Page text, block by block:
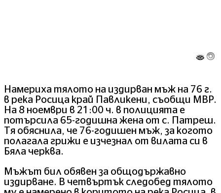
Намериха тялото на издирван мъж на 76 г.
в река Росица край Павликени, съобщи МВР.
На 8 ноември в 21:00 ч. в полицията е
потърсила 65-годишна жена от с. Патреш.
Тя обяснила, че 76-годишен мъж, за когото
полагала грижи е изчезнал от вилата си в
Бяла черква.
Мъжът бил обявен за общодържавно
издирване. В четвъртък следобед тялото